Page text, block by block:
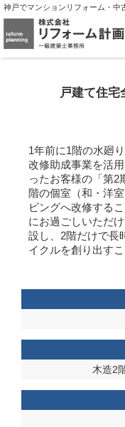
神戸でマンションリフォーム・中
戸建て住宅
1年前に1階の水廻
改修助成事業を活
ったお客様の「第2
階の個室（和・洋
ビングへ改修する
にお過ごしいただ
設し、2階だけで長
イクルを創り出す
木造2